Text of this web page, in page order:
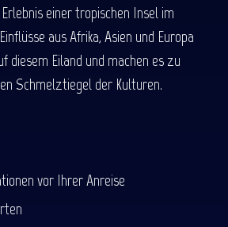
einer tropischen Insel im
aus Afrika, Asien und Europa
diesem Eiland und machen es zu
Schmelztiegel der Kulturen.
vor Ihrer Anreise